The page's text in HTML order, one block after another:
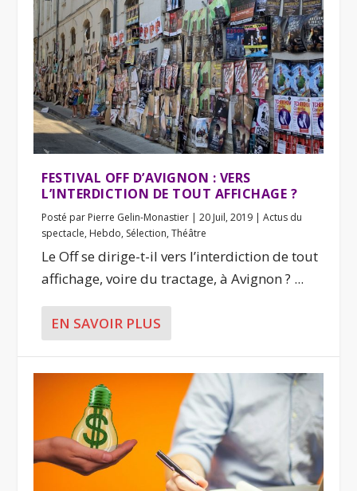
FESTIVAL OFF D’AVIGNON : VERS
L’INTERDICTION DE TOUT AFFICHAGE ?
Posté par Pierre Gelin-Monastier |20 Juil, 2019 |Actus du
spectacle, Hebdo, Sélection,Théâtre
Le Off se dirige-t-il vers l’interdiction de tout
affichage, voire du tractage, à Avignon ? ...
EN SAVOIR PLUS